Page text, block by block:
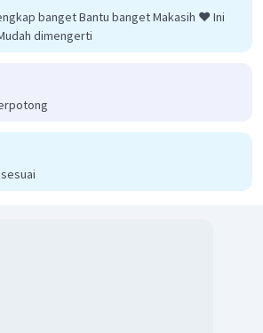
banget Bantu banget Makasih ❤️ Ini
dimengerti